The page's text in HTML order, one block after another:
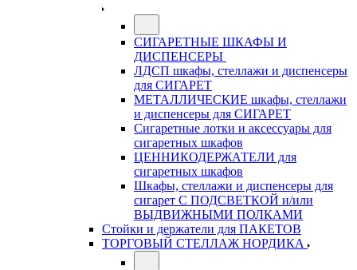
СИГАРЕТНЫЕ ШКАФЫ И
ДИСПЕНСЕРЫ
ЛДСП шкафы, стеллажи и диспенсеры
для СИГАРЕТ
МЕТАЛЛИЧЕСКИЕ шкафы, стеллажи
и диспенсеры для СИГАРЕТ
Сигаретные лотки и аксессуары для
сигаретных шкафов
ЦЕННИКОДЕРЖАТЕЛИ для
сигаретных шкафов
Шкафы, стеллажи и диспенсеры для
сигарет С ПОДСВЕТКОЙ и/или
ВЫДВИЖНЫМИ ПОЛКАМИ
Стойки и держатели для ПАКЕТОВ
ТОРГОВЫЙ СТЕЛЛАЖ НОРДИКА